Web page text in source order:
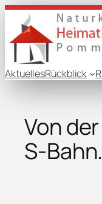
AktuellesRückblick
Von
S-Bahn.